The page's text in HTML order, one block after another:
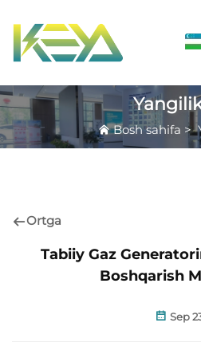
Bosh sahifa >
Ortga
Tabiiy Gaz
Boshqarish
Sep